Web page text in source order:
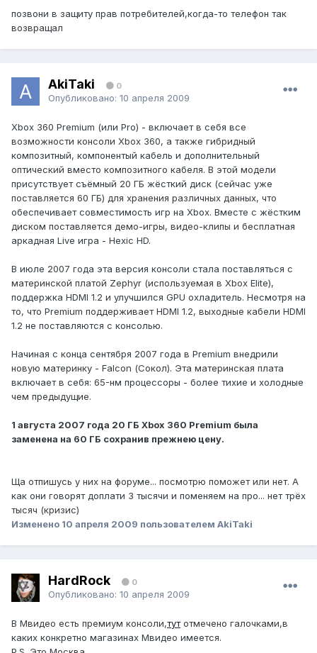
позвони в защиту прав потребителей,когда-то телефон так
возвращал
AkiTaki 0
Опубликовано: 10 апреля 2009
Xbox 360 Premium (или Pro) - включает в себя все
возможности консоли Xbox 360, а также гибридный
композитный, компонентый кабель и дополнительный
оптический вместо композитного кабеля. В этой модели
присутствует съёмный 20 ГБ жёсткий диск (сейчас уже
поставляется 60 ГБ) для хранения различных данных, что
обеспечивает совместимость игр на Xbox. Вместе с жёстким
диском поставляется демо-игры, видео-клипы и бесплатная
аркадная Live игра - Hexic HD.
В июле 2007 года эта версия консоли стала поставляться с
материнской платой Zephyr (используемая в Xbox Elite),
поддержка HDMI 1.2 и улучшился GPU охладитель. Несмотря на
то, что Premium поддерживает HDMI 1.2, выходные кабели HDMI
1.2 не поставляются с консолью.
Начиная с конца сентября 2007 года в Premium внедрили
новую материнку - Falcon (Сокол). Эта материнская плата
включает в себя: 65-нм процессоры - более тихие и холодные
чем предыдущие.
1 августа 2007 года 20 ГБ Xbox 360 Premium была
заменена на 60 ГБ сохранив прежнею цену.
Ща отпишусь у них на форуме... посмотрю поможет или нет. А
как они говорят доплати 3 тысячи и поменяем на про... нет трёх
тысяч (кризис)
Изменено 10 апреля 2009 пользователем AkiTaki
HardRock 0
Опубликовано: 10 апреля 2009
В Мвидео есть премиум консоли,тутотмечено галочками,в
каких конкретно магазинах Мвидео имеется.